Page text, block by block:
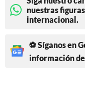
nuestras
internacional.
⚽ Síganos en
información